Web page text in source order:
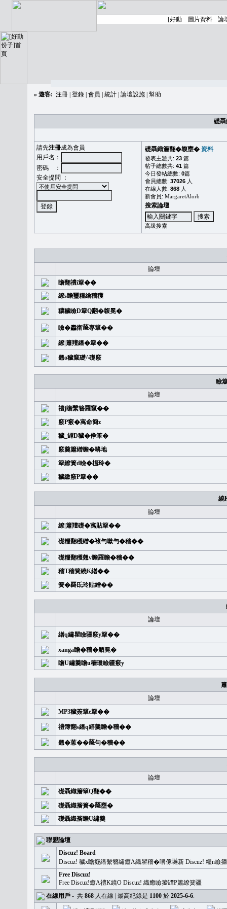
» 遊客: 注冊 登錄 會員 統計 論壇設施 幫助
礎
請先注冊成為會員
用戶名：
密碼 ：
安全提問 ：
礎聶織簷翻�䪖壅� 資料
發表主題共: 23 篇
帖子總數共: 41 篇
今日發帖總數: 0篇
會員總數: 37026 人
在線人數: 868 人
新會員: MargaretAlorb
搜索論壇
高級搜索
論壇
瞻翻禮i簞��
繚s瞻璽糧繪穡穫
穠穢瞼D簞Q翻�䪖冕�
瞼�䆐衛𦻕專簞��
繚|簫羶繙�簞��
翹o穢竄礎^礎竅
瞼
論壇
禮j瞻繫簪羅竄��
竅P竅�㝢命簡z
穢_罈D穢�鿇笨�
竅羹簫繒瞻�嚊地
簞繚簣d瞼�榅玲�
穢繳竅P簞��
繞
論壇
繚|簫羶礎�㝢貼簞��
礎糧翻穫繒�䙛勻嗽勻�穡��
礎糧翻穫翹v瞻羅瞻�穡��
穡T穡簧繞K繒��
簧�覉氐玲貼繒��
論壇
繒q繡瞿瞼疆竅y簞��
xanga瞻�穡�舾冕�
瞻U繡羹瞻u穡瓊瞼疆竅y
論壇
MP3穢簽簞e簞��
禮簿翻s繙q繕羹瞻�穡��
翹�蒽��𦻕勻�穡��
論壇
礎聶織簷簞Q翻��
礎聶織簷簣�𦻕壅�
礎聶織簷瞻U繡羹
聯盟論壇
Discuz! Board
Discuz! 穢x瞻癡繙繫簪繡癒A織瞿穡�嚊傢𡐿新 Discuz! 糧n
Free Discuz!
Free Discuz!癒A禮K繞O Discuz! 織癒瞼籀罈P簫繚簧疆
在線用戶 - 共 868 人在線 | 最高紀錄是 1100 於 2025-6-6.